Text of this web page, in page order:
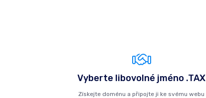
Vyberte libovolné jméno .TAX
Získejte doménu a připojte ji ke svému webu